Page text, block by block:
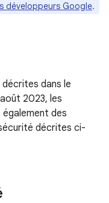
développeurs Google.
dans le
2023, les
des
décrites ci-